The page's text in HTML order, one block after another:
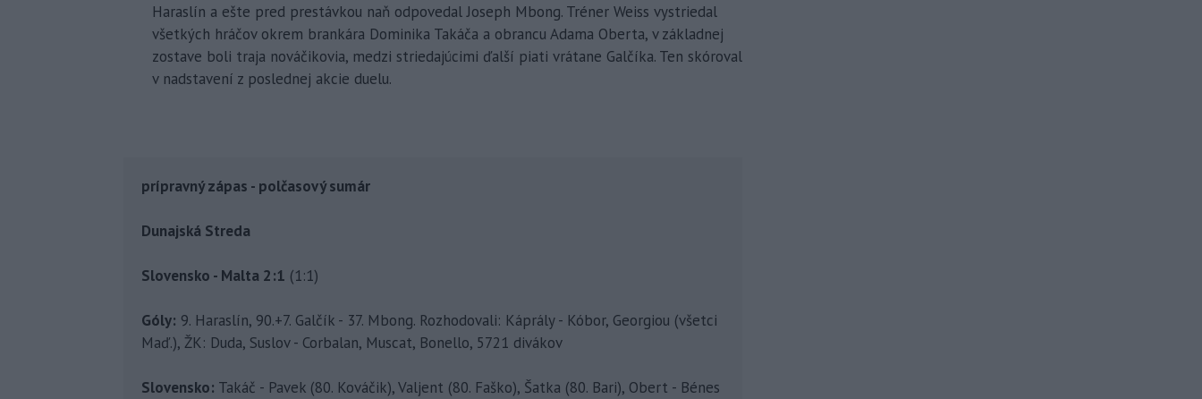
Haraslín a ešte pred prestávkou naň odpovedal Joseph Mbong. Tréner Weiss vystriedal
všetkých hráčov okrem brankára Dominika Takáča a obrancu Adama Oberta, v základnej
zostave boli traja nováčikovia, medzi striedajúcimi ďalší piati vrátane Galčíka. Ten skóroval
v nadstavení z poslednej akcie duelu.
prípravný zápas - polčasový sumár
Dunajská Streda
Slovensko - Malta 2:1 (1:1)
Góly: 9. Haraslín, 90.+7. Galčík - 37. Mbong. Rozhodovali: Káprály - Kóbor, Georgiou (všetci
Maď.), ŽK: Duda, Suslov - Corbalan, Muscat, Bonello, 5721 divákov
Slovensko: Takáč - Pavek (80. Kováčik), Valjent (80. Faško), Šatka (80. Bari), Obert - Bénes